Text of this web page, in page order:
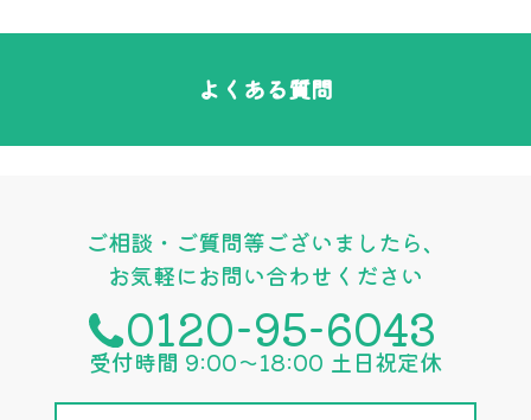
よくある質問
ご相談・ご質問等ございましたら、
お気軽にお問い合わせください
0120-95-6043
受付時間 9:00〜18:00 土日祝定休